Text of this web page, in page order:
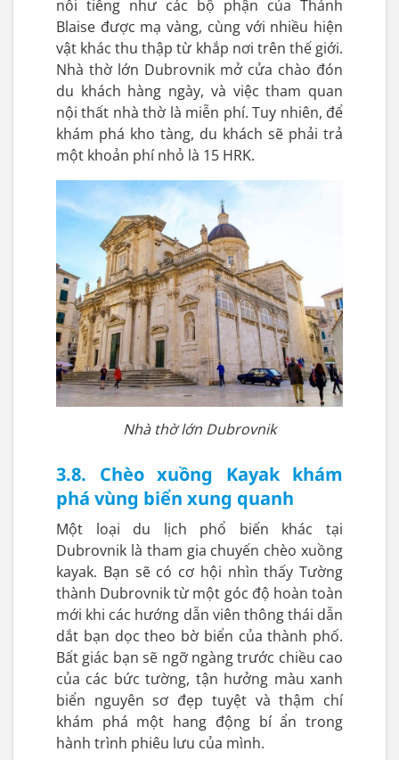
nổi tiếng như các bộ phận của Thánh
Blaise được mạ vàng, cùng với nhiều hiện
vật khác thu thập từ khắp nơi trên thế giới.
Nhà thờ lớn Dubrovnik mở cửa chào đón
du khách hàng ngày, và việc tham quan
nội thất nhà thờ là miễn phí. Tuy nhiên, để
khám phá kho tàng, du khách sẽ phải trả
một khoản phí nhỏ là 15 HRK.
Nhà thờ lớn Dubrovnik
3.8. Chèo xuồng Kayak khám
phá vùng biển xung quanh
Một loại du lịch phổ biến khác tại
Dubrovnik là tham gia chuyến chèo xuồng
kayak. Bạn sẽ có cơ hội nhìn thấy Tường
thành Dubrovnik từ một góc độ hoàn toàn
mới khi các hướng dẫn viên thông thái dẫn
dắt bạn dọc theo bờ biển của thành phố.
Bất giác bạn sẽ ngỡ ngàng trước chiều cao
của các bức tường, tận hưởng màu xanh
biển nguyên sơ đẹp tuyệt và thậm chí
khám phá một hang động bí ẩn trong
hành trình phiêu lưu của mình.